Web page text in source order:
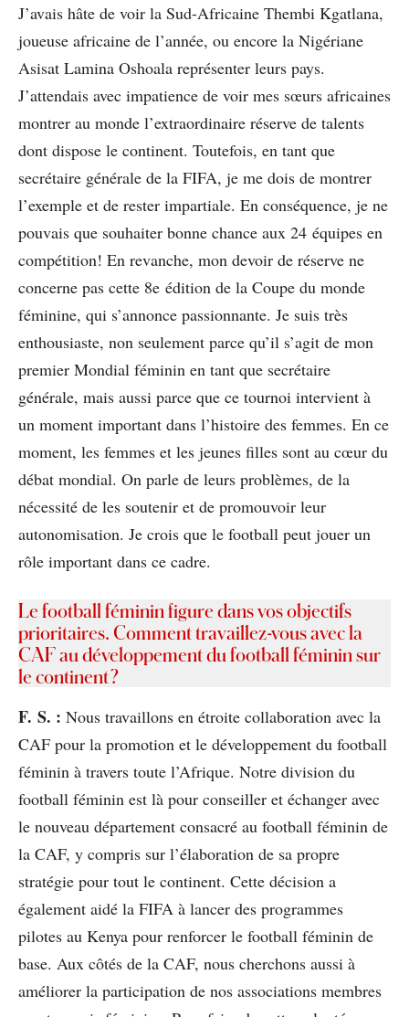
J’avais hâte de voir la Sud-Africaine Thembi Kgatlana,
joueuse africaine de l’année, ou encore la Nigériane
Asisat Lamina Oshoala représenter leurs pays.
J’attendais avec impatience de voir mes sœurs africaines
montrer au monde l’extraordinaire réserve de talents
dont dispose le continent. Toutefois, en tant que
secrétaire générale de la FIFA, je me dois de montrer
l’exemple et de rester impartiale. En conséquence, je ne
pouvais que souhaiter bonne chance aux 24 équipes en
compétition! En revanche, mon devoir de réserve ne
concerne pas cette 8e édition de la Coupe du monde
féminine, qui s’annonce passionnante. Je suis très
enthousiaste, non seulement parce qu’il s’agit de mon
premier Mondial féminin en tant que secrétaire
générale, mais aussi parce que ce tournoi intervient à
un moment important dans l’histoire des femmes. En ce
moment, les femmes et les jeunes ﬁlles sont au cœur du
débat mondial. On parle de leurs problèmes, de la
nécessité de les soutenir et de promouvoir leur
autonomisation. Je crois que le football peut jouer un
rôle important dans ce cadre.
Le football féminin figure dans vos objectifs
prioritaires. Comment travaillez-vous avec la
CAF au développement du football féminin sur
le continent ?
F. S. : Nous travaillons en étroite collaboration avec la
CAF pour la promotion et le développement du football
féminin à travers toute l’Afrique. Notre division du
football féminin est là pour conseiller et échanger avec
le nouveau département consacré au football féminin de
la CAF, y compris sur l’élaboration de sa propre
stratégie pour tout le continent. Cette décision a
également aidé la FIFA à lancer des programmes
pilotes au Kenya pour renforcer le football féminin de
base. Aux côtés de la CAF, nous cherchons aussi à
améliorer la participation de nos associations membres